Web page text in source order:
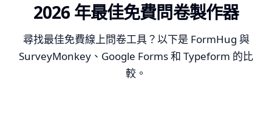
2026 年最佳免費問卷製作器
尋找最佳免費線上問卷工具？以下是 FormHug 與
SurveyMonkey、Google Forms 和 Typeform 的比
較。